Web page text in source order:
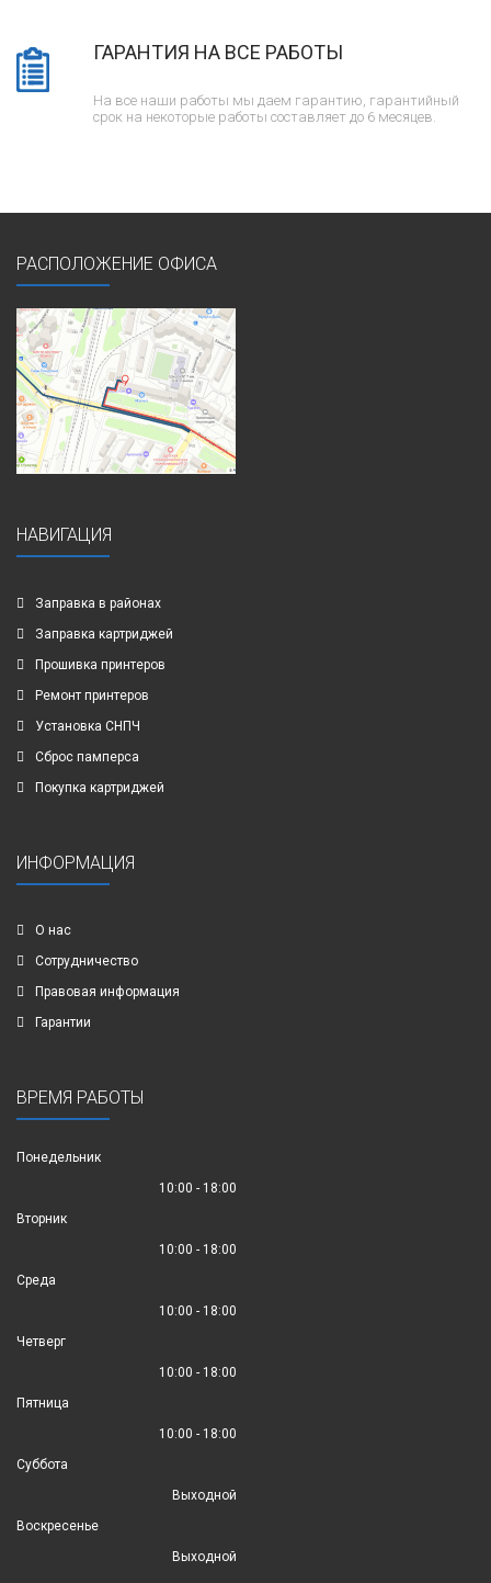
ГАРАНТИЯ НА ВСЕ РАБОТЫ
На все наши работы мы даем гарантию, гарантийный
срок на некоторые работы составляет до 6 месяцев.
РАСПОЛОЖЕНИЕ ОФИСА
НАВИГАЦИЯ
Заправка в районах
Заправка картриджей
Прошивка принтеров
Ремонт принтеров
Установка СНПЧ
Сброс памперса
Покупка картриджей
ИНФОРМАЦИЯ
О нас
Сотрудничество
Правовая информация
Гарантии
ВРЕМЯ РАБОТЫ
Понедельник
10:00 - 18:00
Вторник
10:00 - 18:00
Среда
10:00 - 18:00
Четверг
10:00 - 18:00
Пятница
10:00 - 18:00
Суббота
Выходной
Воскресенье
Выходной